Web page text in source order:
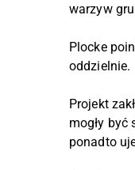
warzyw
Plocke
oddzielnie.
Projekt
mogły być
ponadto